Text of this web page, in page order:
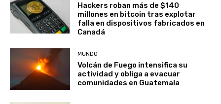
Hackers roban más de $140
millones en bitcoin tras explotar
falla en dispositivos fabricados en
Canadá
MUNDO
Volcán de Fuego intensifica su
actividad y obliga a evacuar
comunidades en Guatemala